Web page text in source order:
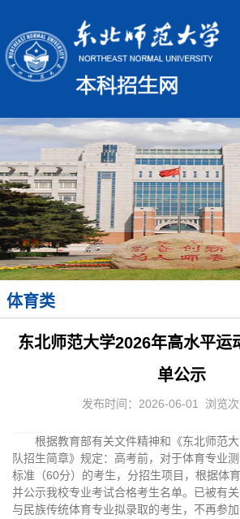
体育类
东北师范大学2026年高水平运
单公示
发布时间：2026-06-01 浏览次
根据教育部有关文件精神和《东北师范
队招生简章》规定：高考前，对于体育专业
标准（60分）的考生，分招生项目，根据体
并公示我校专业考试合格考生名单。已被有
与民族传统体育专业拟录取的考生，不再参